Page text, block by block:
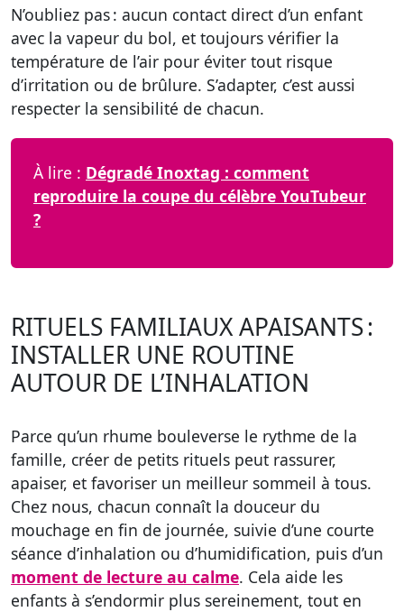
N’oubliez pas: aucun contact direct d’un enfant
avec la vapeur du bol, et toujours vérifier la
température de l’air pour éviter tout risque
d’irritation ou de brûlure. S’adapter, c’est aussi
respecter la sensibilité de chacun.
À lire : Dégradé Inoxtag : comment
reproduire la coupe du célèbre YouTubeur
?
RITUELS FAMILIAUX APAISANTS :
INSTALLER UNE ROUTINE
AUTOUR DE L’INHALATION
Parce qu’un rhume bouleverse le rythme de la
famille, créer de petits rituels peut rassurer,
apaiser, et favoriser un meilleur sommeil à tous.
Chez nous, chacun connaît la douceur du
mouchage en fin de journée, suivie d’une courte
séance d’inhalation ou d’humidification, puis d’un
moment de lecture au calme. Cela aide les
enfants à s’endormir plus sereinement, tout en